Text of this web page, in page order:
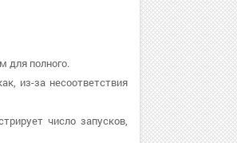
для полного.
из-за несоответствия
число запусков,